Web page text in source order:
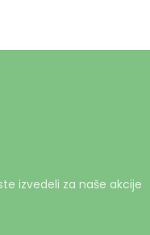
izvedeli za naše akcije